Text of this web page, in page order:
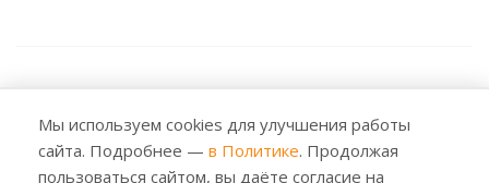
Все права защищены. Любое использование либо
копирование материалов или подборки материалов
сайта, элементов дизайна и оформления допускается
Мы используем cookies для улучшения работы
сайта. Подробнее — в Политике. Продолжая
пользоваться сайтом, вы даёте согласие на